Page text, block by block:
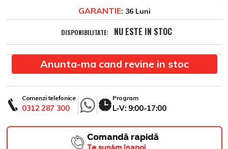
GARANTIE: 36 Luni
DISPONIBILITATE: NU ESTE IN STOC
Anunta-ma cand revine in stoc
Comenzi telefonice
0312 287 300
Program
L-V: 9:00-17:00
Comandă rapidă